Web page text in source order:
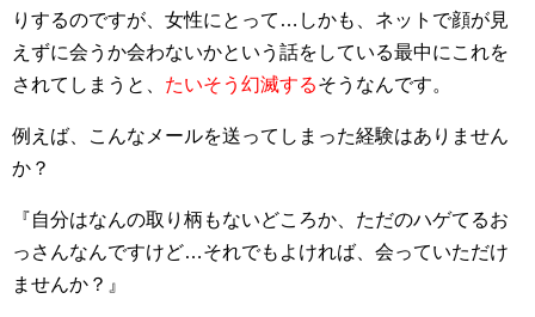
りするのですが、女性にとって…しかも、ネットで顔が見
えずに会うか会わないかという話をしている最中にこれを
されてしまうと、 たいそう幻滅するそうなんです。
例えば、こんなメールを送ってしまった経験はありません
か？
『自分はなんの取り柄もないどころか、ただのハゲてるお
っさんなんですけど…それでもよければ、会っていただけ
ませんか？』